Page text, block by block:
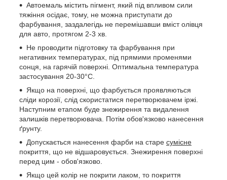
Автоемаль містить пігмент, який під впливом сили
тяжіння осідає, тому, не можна приступати до
фарбування, заздалегідь не перемішавши вміст олівця
для авто, протягом 2-3 хв.
Не проводити підготовку та фарбування при
негативних температурах, під прямими променями
сонця, на гарячій поверхні. Оптимальна температура
застосування 20-30°C.
Якщо на поверхні, що фарбується проявляються
сліди корозії, слід скористатися перетворювачем іржі.
Наступним етапом буде знежирення та видалення
залишків перетворювача. Потім обов'язково нанесення
ґрунту.
Допускається нанесення фарби на старе сумісне
покриття, що не відшаровується. Знежирення поверхні
перед цим - обов'язково.
Якщо цей колір не покрити лаком, то покриття